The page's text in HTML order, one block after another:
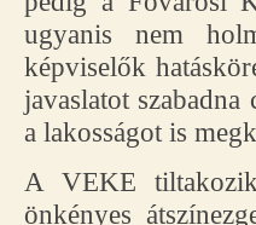
ugyanis nem
képviselők
javaslatot
a lakosságot is
A VEKE
önkényes